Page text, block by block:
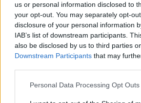
us or personal information disclosed to
your opt-out. You may separately opt-
disclosure of your personal information
IAB’s list of downstream participants.
also be disclosed by us to third parties
Downstream Participants that may
Personal Data Processing Opt Outs
szeretnének maradni, mások
próbálnának külföldön
FOTÓ: TUCHILUȘ ALEX
Természetesen arról is
jövőjükkel kapcsolatban.